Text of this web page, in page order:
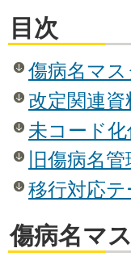
目次
傷病名マス
改定関連
未コード
旧傷病名
移行対応
傷病名マ